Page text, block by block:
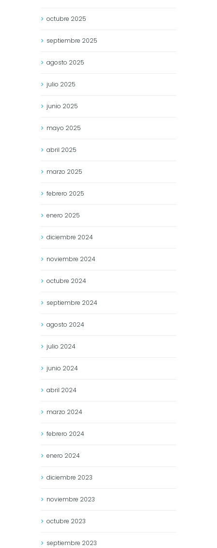
octubre 2025
septiembre 2025
agosto 2025
julio 2025
junio 2025
mayo 2025
abril 2025
marzo 2025
febrero 2025
enero 2025
diciembre 2024
noviembre 2024
octubre 2024
septiembre 2024
agosto 2024
julio 2024
junio 2024
abril 2024
marzo 2024
febrero 2024
enero 2024
diciembre 2023
noviembre 2023
octubre 2023
septiembre 2023